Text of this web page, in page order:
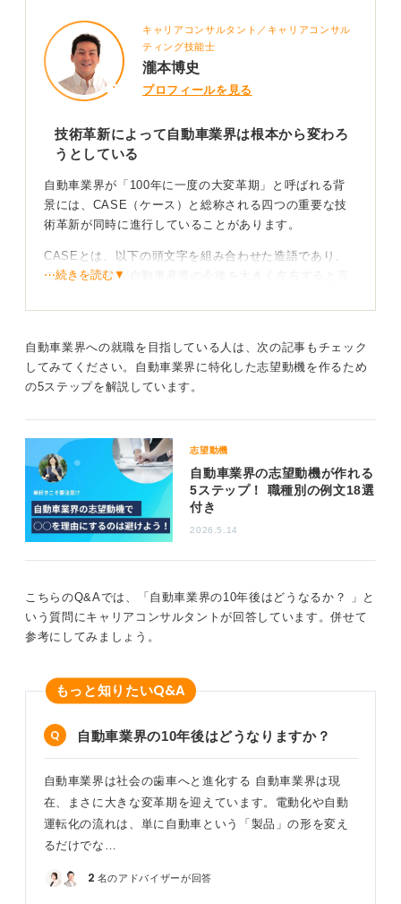
0
キャリアコンサルタント／キャリアコンサル
ティング技能士
瀧本博史
プロフィールを見る
技術革新によって自動車業界は根本から変わろ
うとしている
自動車業界が「100年に一度の大変革期」と呼ばれる背
景には、CASE（ケース）と総称される四つの重要な技
術革新が同時に進行していることがあります。
CASEとは、以下の頭文字を組み合わせた造語であり、
これらの要素が自動車産業の今後を大きく左右すると言
・Autonomous：自動運転
・Shared & Services：カーシェアリングやモビリティ
サービス
特に、脱炭素社会への移行が世界的に進むなかで、ガソ
リン車からEVやハイブリッド車などの電動車へのシフト
が加速していますが、国や地域によって普及の度合いに
は差が見られます。
これにより、エンジンを中心とした従来の製造技術やサ
また、自動運転技術の進化により、車は単なる「移動手
段」から「移動空間」「サービス提供の場」へと変化し
つつあり、IT・通信・デジタルサービス業界との融合も
これにより、自動車メーカーだけでなく、IT企業、ベン
チャー、異業種からの参入も活発になっていて、業界の
構図そのものが再編されつつあるのが現状です。
るようにしよう
就活におけるポイントは、「変化を恐れるのではなく、
変化を前提とした柔軟な視点を持つこと」です。技術系
だけでなく、文系でもデータ分析やマーケティング、
UX（ユーザー体験）の設計など、多様な役割が求められ
⋯続きを読む▼
自動車業界への就職を目指している人は、次の記事もチェック
してみてください。自動車業界に特化した志望動機を作るため
の5ステップを解説しています。
志望動機
自動車業界の志望動機が作れる
5ステップ！ 職種別の例文18選
付き
2026.5.14
こちらのQ&Aでは、「自動車業界の10年後はどうなるか？ 」と
いう質問にキャリアコンサルタントが回答しています。併せて
参考にしてみましょう。
もっと知りたいQ&A
自動車業界の10年後はどうなりますか？
自動車業界は社会の歯車へと進化する 自動車業界は現
在、まさに大きな変革期を迎えています。電動化や自動
運転化の流れは、単に自動車という「製品」の形を変え
るだけでな…
2 名のアドバイザーが回答